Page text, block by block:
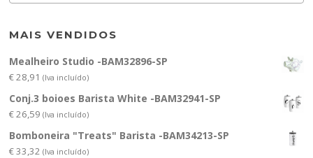
MAIS VENDIDOS
Mealheiro Studio -BAM32896-SP
€28,91 (Iva incluído)
Conj.3 boioes Barista White -BAM32941-SP
€26,59 (Iva incluído)
Bomboneira "Treats" Barista -BAM34213-SP
€33,32 (Iva incluído)